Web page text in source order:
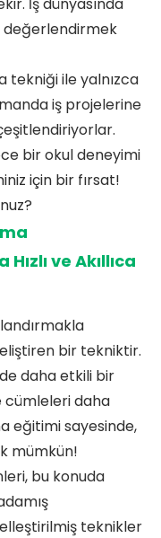
değerlendirmek
tekniği ile yalnızca
iş projelerine
bir okul deneyimi
için bir fırsat!
ve Akıllıca
bir tekniktir.
daha etkili bir
cümleleri daha
eğitimi sayesinde,
mümkün!
bu konuda
teknikler